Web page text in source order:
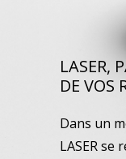
LASER,
DE VOS
Dans un
LASER